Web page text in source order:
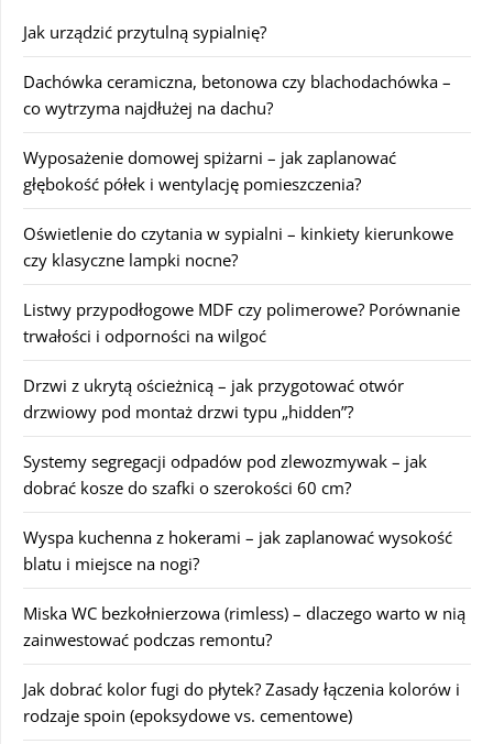
Jak urządzić przytulną sypialnię?
Dachówka ceramiczna, betonowa czy blachodachówka –
co wytrzyma najdłużej na dachu?
Wyposażenie domowej spiżarni – jak zaplanować
głębokość półek i wentylację pomieszczenia?
Oświetlenie do czytania w sypialni – kinkiety kierunkowe
czy klasyczne lampki nocne?
Listwy przypodłogowe MDF czy polimerowe? Porównanie
trwałości i odporności na wilgoć
Drzwi z ukrytą ościeżnicą – jak przygotować otwór
drzwiowy pod montaż drzwi typu „hidden”?
Systemy segregacji odpadów pod zlewozmywak – jak
dobrać kosze do szafki o szerokości 60 cm?
Wyspa kuchenna z hokerami – jak zaplanować wysokość
blatu i miejsce na nogi?
Miska WC bezkołnierzowa (rimless) – dlaczego warto w nią
zainwestować podczas remontu?
Jak dobrać kolor fugi do płytek? Zasady łączenia kolorów i
rodzaje spoin (epoksydowe vs. cementowe)